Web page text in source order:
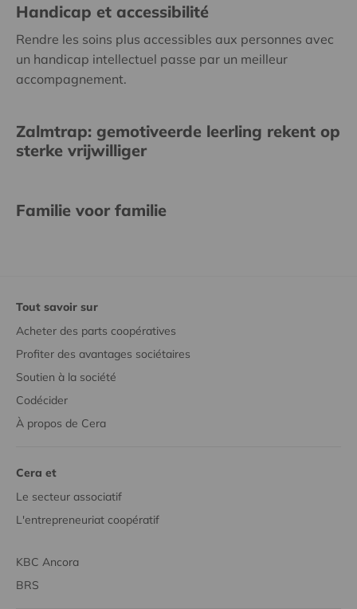
Handicap et accessibilité
Rendre les soins plus accessibles aux personnes avec
un handicap intellectuel passe par un meilleur
accompagnement.
Zalmtrap: gemotiveerde leerling rekent op
sterke vrijwilliger
Familie voor familie
Tout savoir sur
Acheter des parts coopératives
Profiter des avantages sociétaires
Soutien à la société
Codécider
À propos de Cera
Cera et
Le secteur associatif
L'entrepreneuriat coopératif
KBC Ancora
BRS